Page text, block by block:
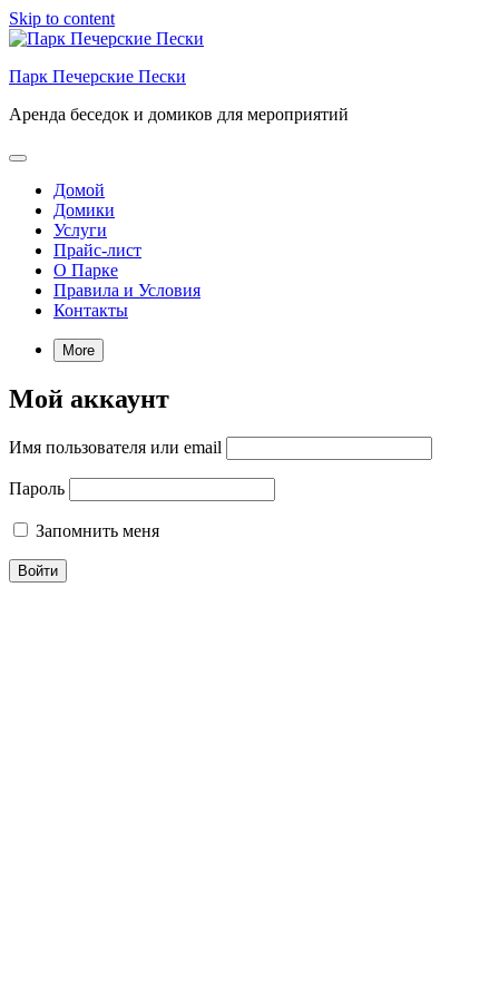
Skip to content
Парк Печерские Пески
Аренда беседок и домиков для мероприятий
Домой
Домики
Услуги
Прайс-лист
О Парке
Правила и Условия
Контакты
More
Мой аккаунт
Имя пользователя или email
Пароль
Запомнить меня